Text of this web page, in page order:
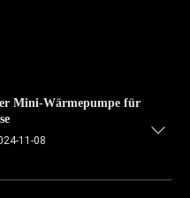
Mini-Wärmepumpe für
11-08